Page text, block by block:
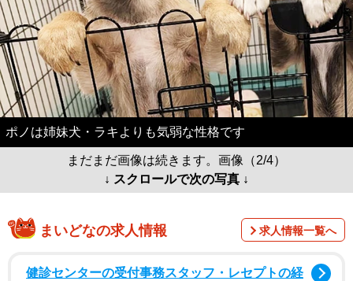
ポノは姉妹犬・ラキよりも気弱な性格です
まだまだ画像は続きます。画像（2/4）
↓ スクロールで次の写真 ↓
まいどなの求人情報 求人情報一覧へ
健診センターの受付事務スタッフ・レセプトの経